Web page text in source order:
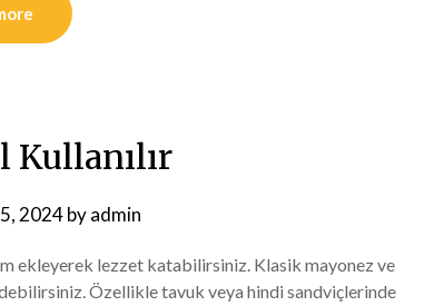
Kullanılır
2024byadmin
ekleyerek lezzet katabilirsiniz. Klasik mayonez ve
Özellikle tavuk veya hindi sandviçlerinde